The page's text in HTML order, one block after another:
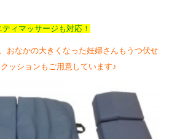
ティマッサージも対応！
おなかの大きくなった妊婦さんもうつ伏せ
ッションもご用意しています♪